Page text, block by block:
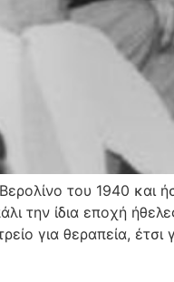
του 1940 και
την ίδια εποχή
για θεραπεία, έτσι